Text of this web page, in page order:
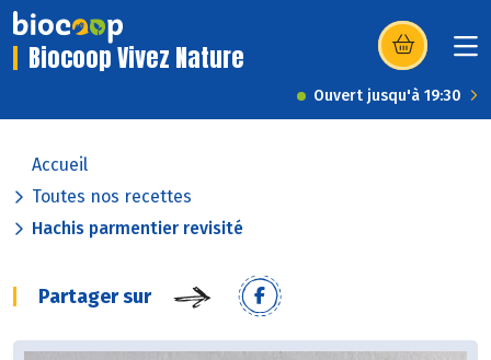
Biocoop Vivez Nature (s’ouvre dans
Ouvert jusqu'à 19:30
Accueil
Toutes nos recettes
Hachis parmentier revisité
Partager sur